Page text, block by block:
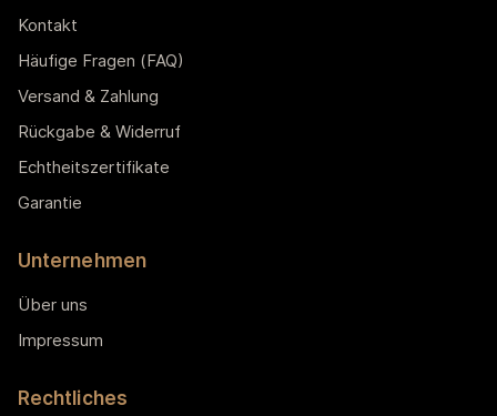
Kontakt
Häufige Fragen (FAQ)
Versand & Zahlung
Rückgabe & Widerruf
Echtheitszertifikate
Garantie
Unternehmen
Über uns
Impressum
Rechtliches